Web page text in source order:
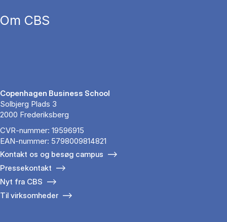
Om CBS
Copenhagen Business School
Solbjerg Plads 3
2000 Frederiksberg
CVR-nummer: 19596915
EAN-nummer: 5798009814821
Kontakt os og besøg campus
Pressekontakt
Nyt fra CBS
Til virksomheder